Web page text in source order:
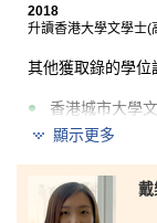
2018
升讀香港大學文學士(
其他獲取錄的學位
香港城市大學
香港城市大學
香港理工大學
顯示更多
戴